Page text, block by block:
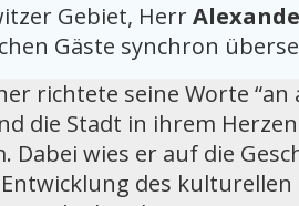
Gebiet, Herr
Gäste synchron
richtete seine Worte
die Stadt in ihrem
Dabei wies er auf die
des